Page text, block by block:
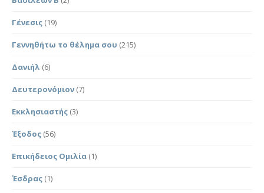
Γένεσις (19)
Γεννηθήτω το θέλημα σου (215)
Δανιήλ (6)
Δευτερονόμιον (7)
Εκκλησιαστής (3)
Έξοδος (56)
Επικήδειος Ομιλία (1)
Έσδρας (1)